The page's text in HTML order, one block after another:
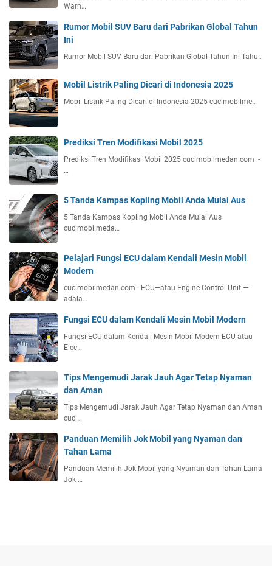
Warn…
Rumor Mobil SUV Baru dari Pabrikan Global Tahun
Ini
Rumor Mobil SUV Baru dari Pabrikan Global Tahun Ini Tahu…
Mobil Listrik Paling Dicari di Indonesia 2025
Mobil Listrik Paling Dicari di Indonesia 2025 cucimobilme…
Prediksi Tren Modifikasi Mobil 2025
Prediksi Tren Modifikasi Mobil 2025 cucimobilmedan.com -
…
5 Tanda Kampas Kopling Mobil Anda Mulai Aus
5 Tanda Kampas Kopling Mobil Anda Mulai Aus
cucimobilmeda…
Pelajari Fungsi ECU dalam Kendali Mesin Mobil
Modern
cucimobilmedan.com - ECU—atau Engine Control Unit —
adala…
Fungsi ECU dalam Kendali Mesin Mobil Modern
Fungsi ECU dalam Kendali Mesin Mobil Modern ECU atau
Elec…
Tips Mengemudi Jarak Jauh Agar Tetap Nyaman
dan Aman
Tips Mengemudi Jarak Jauh Agar Tetap Nyaman dan Aman
cuci…
Panduan Memilih Jok Mobil yang Nyaman dan
Tahan Lama
Panduan Memilih Jok Mobil yang Nyaman dan Tahan Lama
Jok …